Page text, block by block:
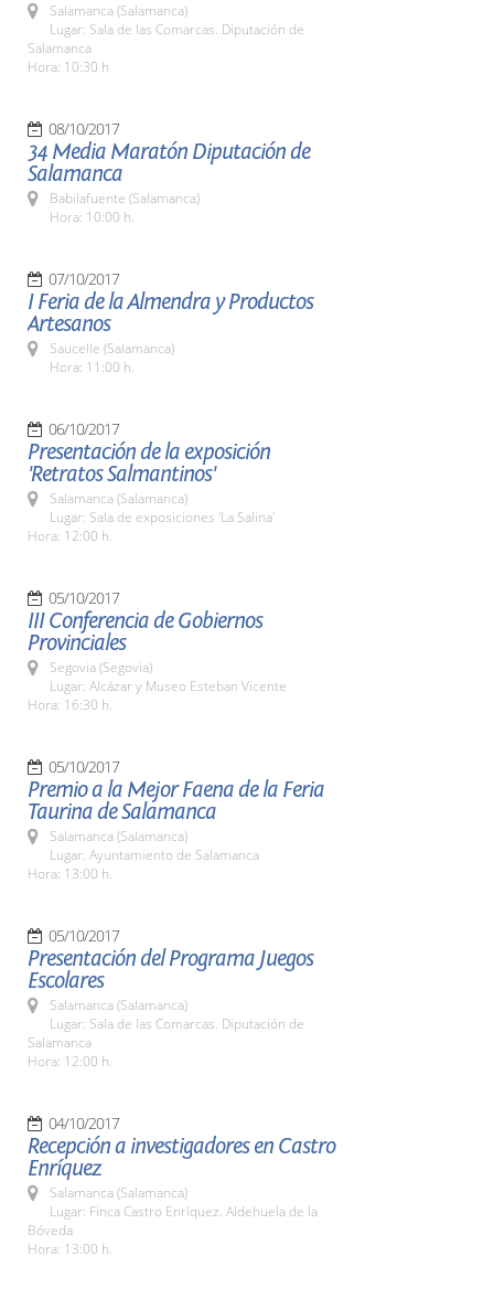
Salamanca (Salamanca)
Lugar: Sala de las Comarcas. Diputación de
Salamanca
Hora: 10:30 h
08/10/2017
34 Media Maratón Diputación de
Salamanca
Babilafuente (Salamanca)
Hora: 10:00 h.
07/10/2017
I Feria de la Almendra y Productos
Artesanos
Saucelle (Salamanca)
Hora: 11:00 h.
06/10/2017
Presentación de la exposición
'Retratos Salmantinos'
Salamanca (Salamanca)
Lugar: Sala de exposiciones 'La Salina'
Hora: 12:00 h.
05/10/2017
III Conferencia de Gobiernos
Provinciales
Segovia (Segovia)
Lugar: Alcázar y Museo Esteban Vicente
Hora: 16:30 h.
05/10/2017
Premio a la Mejor Faena de la Feria
Taurina de Salamanca
Salamanca (Salamanca)
Lugar: Ayuntamiento de Salamanca
Hora: 13:00 h.
05/10/2017
Presentación del Programa Juegos
Escolares
Salamanca (Salamanca)
Lugar: Sala de las Comarcas. Diputación de
Salamanca
Hora: 12:00 h.
04/10/2017
Recepción a investigadores en Castro
Enríquez
Salamanca (Salamanca)
Lugar: Finca Castro Enríquez. Aldehuela de la
Bóveda
Hora: 13:00 h.